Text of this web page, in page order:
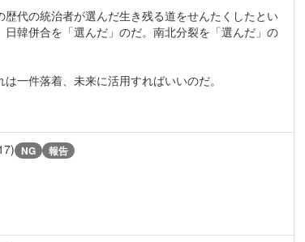
代の統治者が選んだ生き残る道をせんたくしたとい
韓併合を「選んだ」のだ。南北分裂を「選んだ」の
一件落着、未来に活用すればいいのだ。
NG 報告